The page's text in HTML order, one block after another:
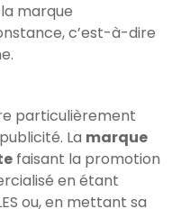
marque
c’est-à-dire
particulièrement
La marque
faisant la promotion
en étant
ou, en mettant sa